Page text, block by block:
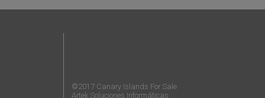
©2017 Canary Islands For Sale
Artek Soluciones Informáticas.